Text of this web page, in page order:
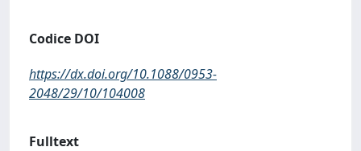
Codice DOI
https://dx.doi.org/10.1088/0953-
2048/29/10/104008
Fulltext